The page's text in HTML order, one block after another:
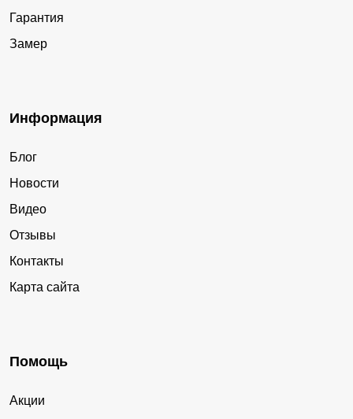
Гарантия
Замер
Информация
Блог
Новости
Видео
Отзывы
Контакты
Карта сайта
Помощь
Акции